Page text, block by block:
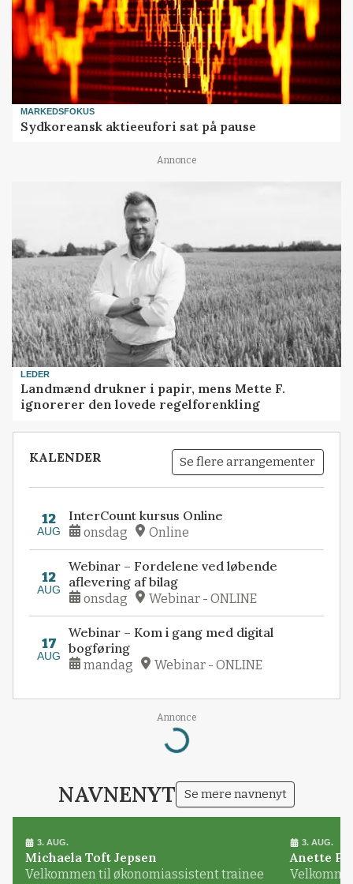
MARKEDSFOKUS
Sydkoreansk aktieeufori sat på pause
Annonce
LEDER
Landmænd drukner i papir, mens Mette F.
ignorerer den lovede regelforenkling
KALENDER Se flere arrangementer
12
AUG
InterCount kursus Online
onsdag Online
12
AUG
Webinar – Fordelene ved løbende
aflevering af bilag
onsdag Webinar - ONLINE
17
AUG
Webinar – Kom i gang med digital
bogføring
mandag Webinar - ONLINE
Annonce
Loading...
NAVNENYT Se mere navnenyt
3. AUG.
Michaela Toft Jepsen
Velkommen til økonomiassistent trainee
3. AUG.
Anette